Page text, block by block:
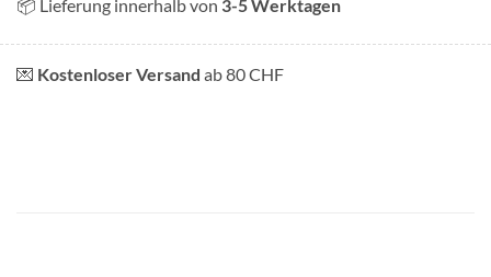
📦 Lieferung innerhalb von 3-5 Werktagen
💌 Kostenloser Versand ab 80 CHF